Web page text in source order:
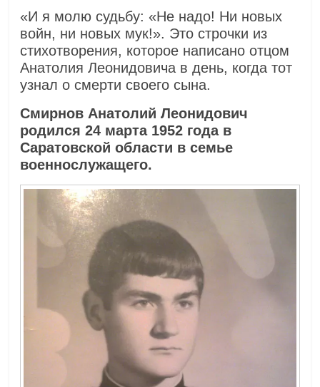
«И я молю судьбу: «Не надо! Ни новых
войн, ни новых мук!». Это строчки из
стихотворения, которое написано отцом
Анатолия Леонидовича в день, когда тот
узнал о смерти своего сына.
Смирнов Анатолий Леонидович
родился 24 марта 1952 года в
Саратовской области в семье
военнослужащего.